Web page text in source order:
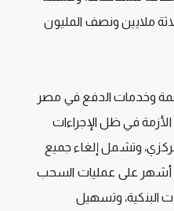
ملايين ونصف المليون
وخدمات الدفع في مصر
في ظل الإجراءات
وتشمل إلغاء جميع
أشهر على عمليات السحب
البنكية، وتسهيل